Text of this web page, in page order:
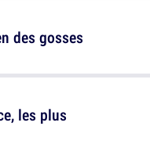
des gosses
les plus